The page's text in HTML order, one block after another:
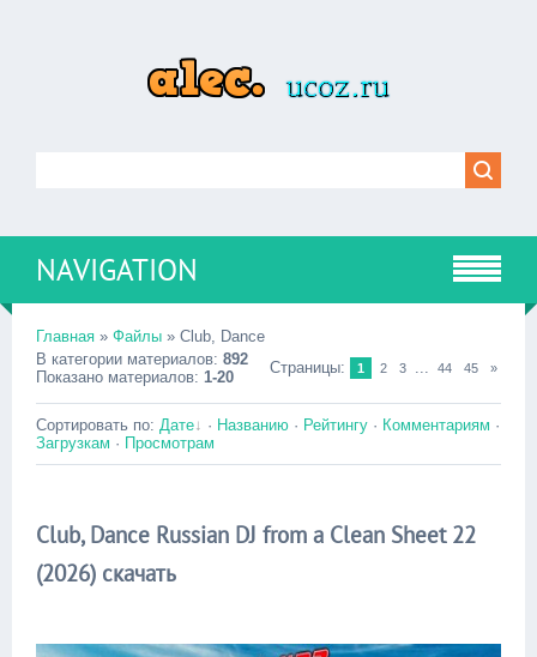
NAVIGATION
Главная » Файлы » Club, Dance
В категории материалов: 892
Показано материалов: 1-20
Страницы: 1 2 3 ... 44 45 »
Сортировать по: Дате · Названию · Рейтингу · Комментариям ·
Загрузкам · Просмотрам
Club, Dance Russian DJ from a Clean Sheet 22
(2026) скачать